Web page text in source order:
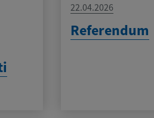
22.04.2026
Referendum